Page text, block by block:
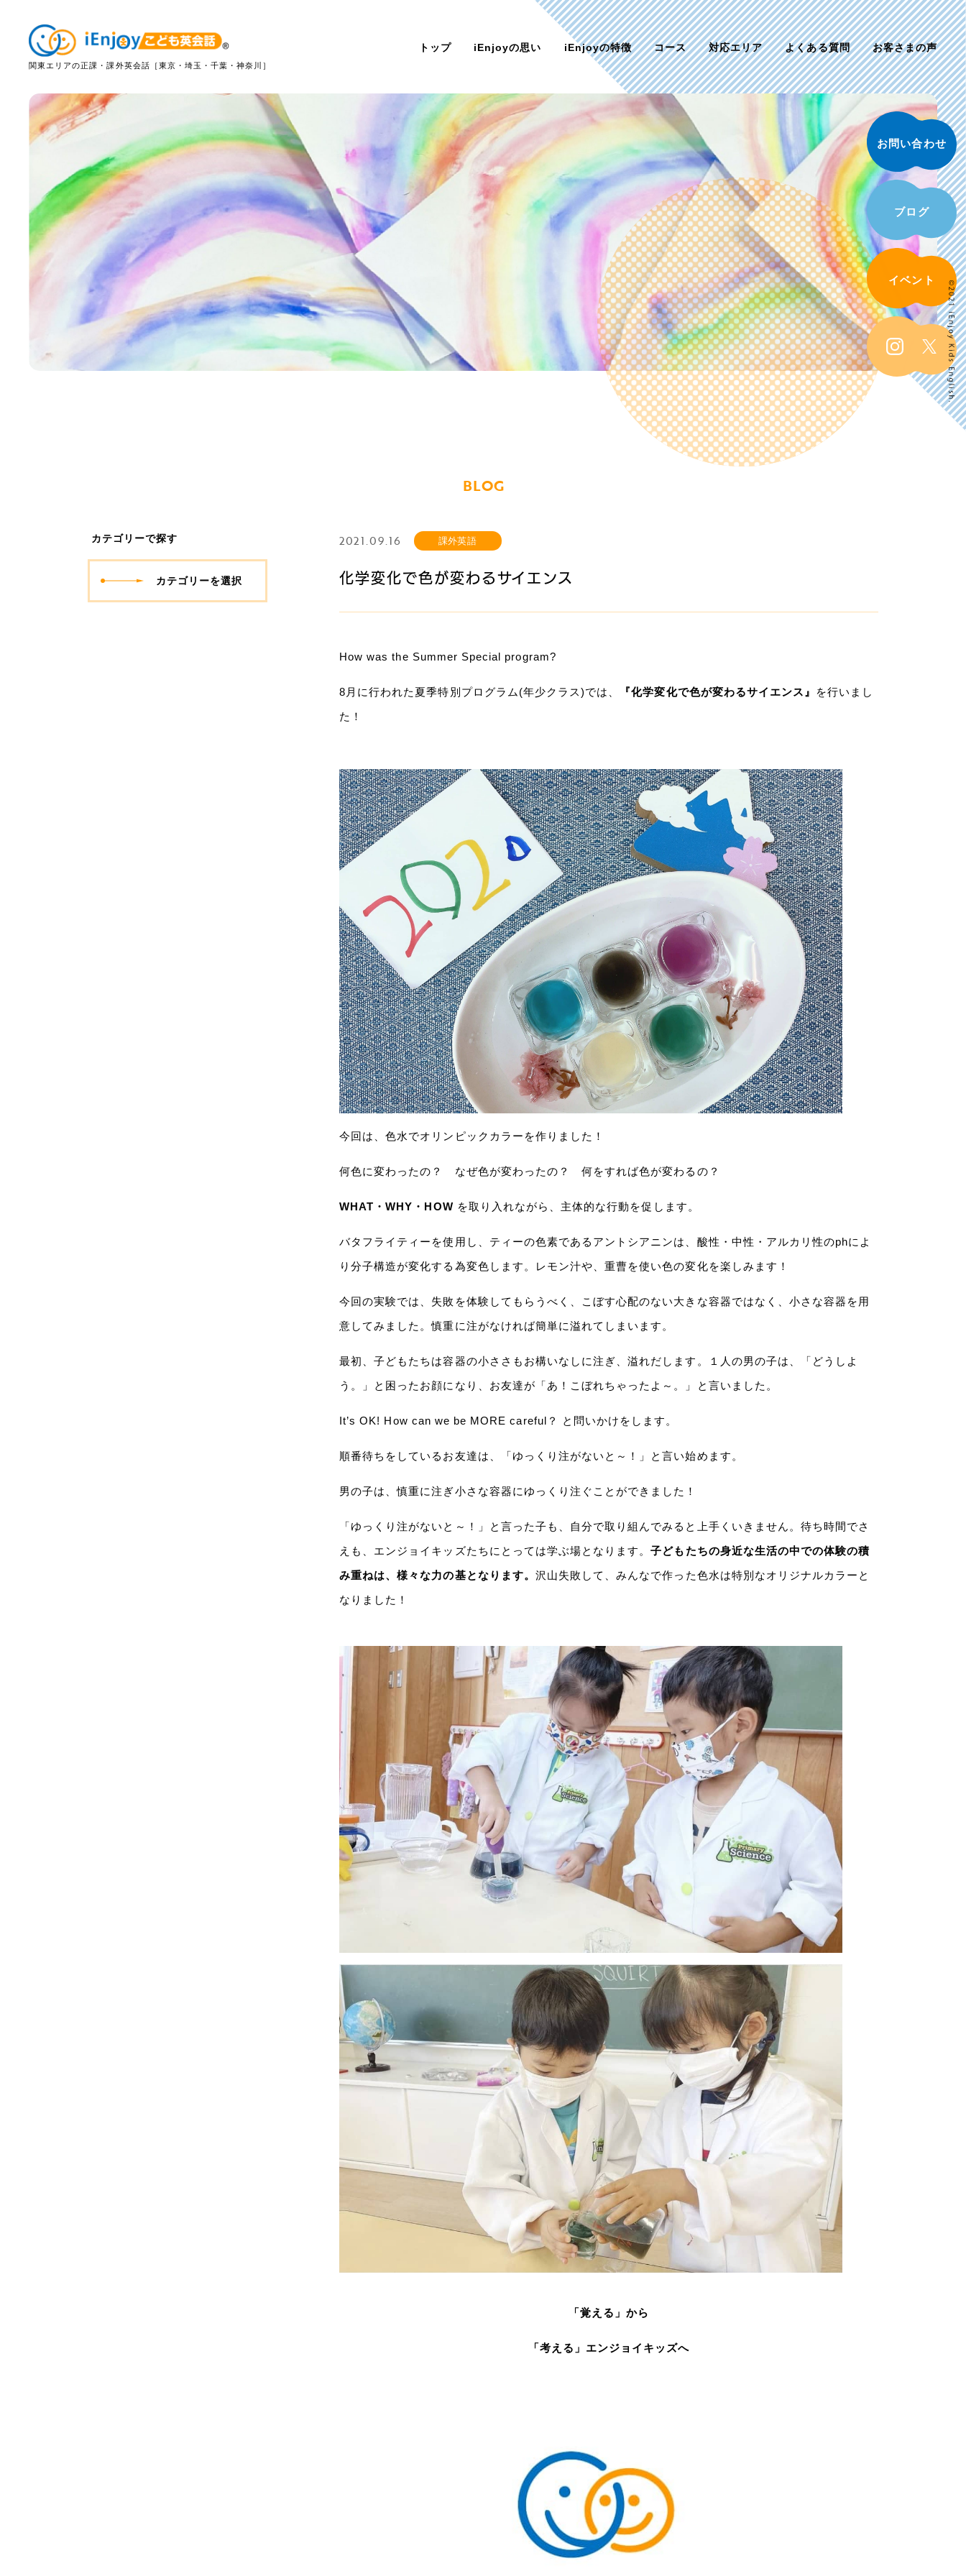
関東エリアの正課・課外英会話［東京・埼玉・千葉・神奈川］
トップ iEnjoyの思い iEnjoyの特徴 コース 対応エリア よくある質問 お客さまの声
お問い合わせ
ブログ
イベント
BLOG
カテゴリーで探す
カテゴリーを選択
2021.09.16 課外英語
化学変化で色が変わるサイエンス
How was the Summer Special program?
8月に行われた夏季特別プログラム(年少クラス)では、 『化学変化で色が変わるサイエンス』
を行いまし
た！
今回は、色水でオリンピックカラーを作りました！
何色に変わったの？ なぜ色が変わったの？ 何をすれば色が変わるの？
WHAT・WHY・HOW を取り入れながら、主体的な行動を促します。
バタフライティーを使用し、ティーの色素であるアントシアニンは、酸性・中性・アルカリ性のphによ
り分子構造が変化する為変色します。レモン汁や、重曹を使い色の変化を楽しみます！
今回の実験では、失敗を体験してもらうべく、こぼす心配のない大きな容器ではなく、小さな容器を用
意してみました。慎重に注がなければ簡単に溢れてしまいます。
最初、子どもたちは容器の小ささもお構いなしに注ぎ、溢れだします。１人の男の子は、「どうしよ
う。」と困ったお顔になり、お友達が「あ！こぼれちゃったよ～。」と言いました。
It’s OK! How can we be MORE careful？ と問いかけをします。
順番待ちをしているお友達は、「ゆっくり注がないと～！」と言い始めます。
男の子は、慎重に注ぎ小さな容器にゆっくり注ぐことができました！
「ゆっくり注がないと～！」と言った子も、自分で取り組んでみると上手くいきません。待ち時間でさ
えも、エンジョイキッズたちにとっては学ぶ場となります。子どもたちの身近な生活の中での体験の積
み重ねは、様々な力の基となります。 沢山失敗して、みんなで作った色水は特別なオリジナルカラーと
なりました！
「覚える」から
「考える」エンジョイキッズへ